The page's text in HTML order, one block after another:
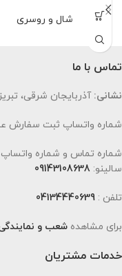
شال و روسری
تماس با ما
نشانی: آذربایجان شرقی، تبریز،
شماره واتساپ ثبت سفارش
شماره تماس و شماره
سالینو: 09143108638
تلفن : 04134440639
برای مشاهده شعب و
خدمات مشتریان